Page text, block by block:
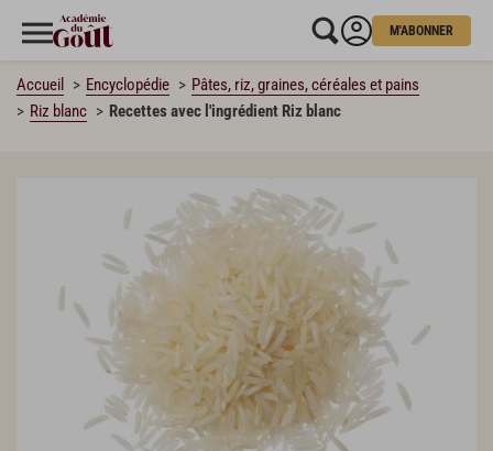
M'ABONNER
Accueil Encyclopédie
Pâtes, riz, graines, céréales et pains
Riz blanc
Recettes avec l'ingrédient Riz blanc